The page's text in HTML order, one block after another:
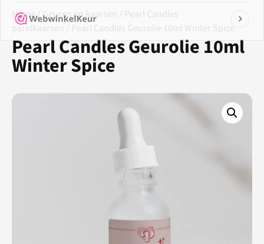
Home/ Geuren en kaarsen / Pearl Candles
parelkaarsen / Pearl Candles Geurolie 10ml Winter Spice
Pearl Candles Geurolie 10ml
Winter Spice